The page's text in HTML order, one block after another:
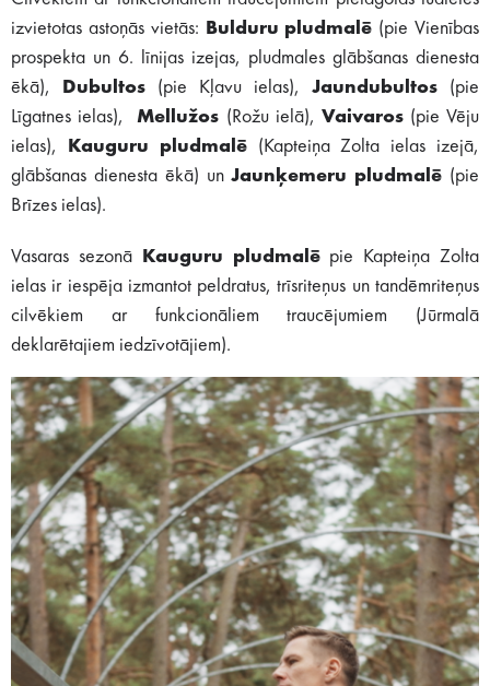
izvietotas astoņās vietās:
Bulduru pludmalē (pie Vienības
prospekta un 6. līnijas izejas, pludmales glābšanas dienesta
ēkā),
Dubultos (pie Kļavu ielas), Jaundubultos (pie
Līgatnes ielas),Mellužos (Rožu ielā), Vaivaros(pie Vēju
ielas),
Kauguru pludmalē (Kapteiņa Zolta ielas izejā,
glābšanas dienesta ēkā) unJaunķemeru pludmalē (pie
Brīzes ielas).
Vasaras sezonā Kauguru pludmalēpie Kapteiņa Zolta
ielas ir iespēja izmantot peldratus, trīsriteņus un tandēmriteņus
cilvēkiem ar funkcionāliem traucējumiem (Jūrmalā
deklarētajiem iedzīvotājiem).